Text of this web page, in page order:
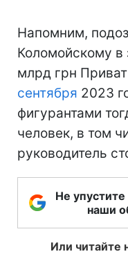
Напомним,
Коломойскому в
млрд грн
сентября 2023
фигурантами
человек, в том
руководитель
Не
наши
Или читайте